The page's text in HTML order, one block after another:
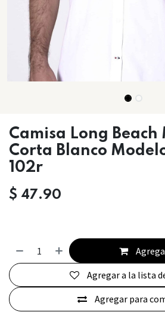
Camisa Long Beach
Corta Blanco
102r
$ 47.90
Agregar para
Agregar a la lista